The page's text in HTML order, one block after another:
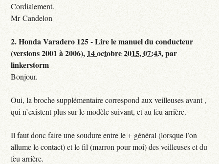
Cordialement.
Mr Candelon
2.Honda Varadero 125 - Lire le manuel du conducteur
(versions 2001 à 2006), 14 octobre 2015, 07:43,par
linkerstorm
Bonjour.
Oui, la broche supplémentaire correspond aux veilleuses avant ,
qui n’existent plus sur le modèle suivant, et au feu arrière.
Il faut donc faire une soudure entre le + général (lorsque l’on
allume le contact) et le fil (marron pour moi) des veilleuses et du
feu arrière.